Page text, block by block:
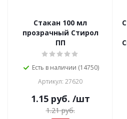
Стакан 100 мл
прозрачный Стирол
ПП
Есть в наличии (14750)
Артикул: 27620
1.15руб. /шт
1.21руб.